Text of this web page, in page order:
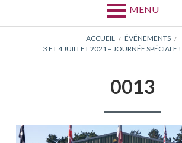
MENU
ACCUEIL
ÉVÉNEMENTS
3 ET 4 JUILLET 2021 – JOURNÉE SPÉCIALE
0013